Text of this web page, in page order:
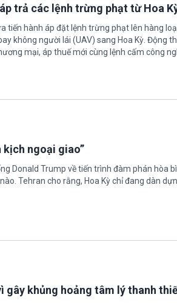
trả các lệnh trừng phạt từ Hoa
tiến hành áp đặt lệnh trừng phạt lên hàng
không người lái (UAV) sang Hoa Kỳ. Động
mại, áp thuế mới cùng lệnh cấm công
kịch ngoại giao”
Donald Trump về tiến trình đàm phán hòa
Tehran cho rằng, Hoa Kỳ chỉ đang dàn
gây khủng hoảng tâm lý thanh